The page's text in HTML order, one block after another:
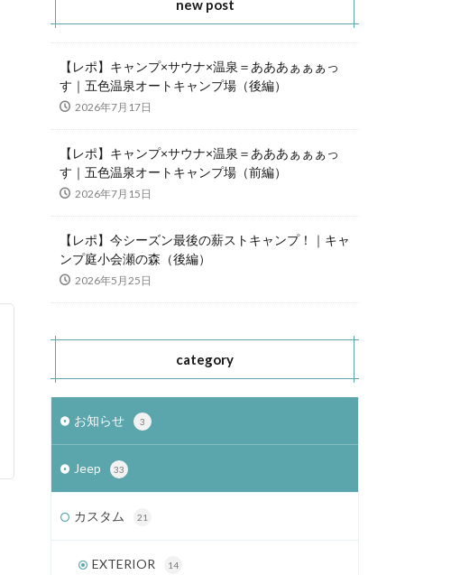
new post
【レポ】キャンプ×サウナ×温泉＝あああぁぁぁっ
す｜五色温泉オートキャンプ場（後編）
2026年7月17日
【レポ】キャンプ×サウナ×温泉＝あああぁぁぁっ
す｜五色温泉オートキャンプ場（前編）
2026年7月15日
【レポ】今シーズン最後の薪ストキャンプ！｜キャ
ンプ庭小会瀬の森（後編）
2026年5月25日
category
お知らせ 3
Jeep 33
カスタム 21
EXTERIOR 14